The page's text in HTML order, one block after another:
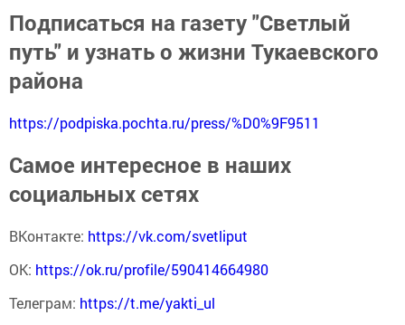
Подписаться на газету "Светлый
путь" и узнать о жизни Тукаевского
района
https://podpiska.pochta.ru/press/%D0%9F9511
Самое интересное в наших
социальных сетях
ВКонтакте: https://vk.com/svetliput
ОК: https://ok.ru/profile/590414664980
Телеграм: https://t.me/yakti_ul